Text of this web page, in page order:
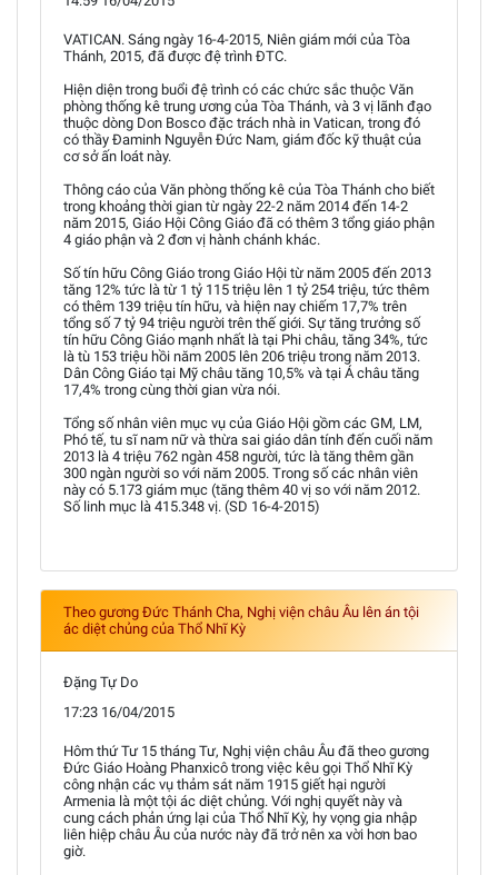
VATICAN. Sáng ngày 16-4-2015, Niên giám mới của Tòa
Thánh, 2015, đã được đệ trình ĐTC.
Hiện diện trong buổi đệ trình có các chức sắc thuộc Văn
phòng thống kê trung ương của Tòa Thánh, và 3 vị lãnh đạo
thuộc dòng Don Bosco đặc trách nhà in Vatican, trong đó
có thầy Đaminh Nguyễn Đức Nam, giám đốc kỹ thuật của
cơ sở ấn loát này.
Thông cáo của Văn phòng thống kê của Tòa Thánh cho biết
trong khoảng thời gian từ ngày 22-2 năm 2014 đến 14-2
năm 2015, Giáo Hội Công Giáo đã có thêm 3 tổng giáo phận
4 giáo phận và 2 đơn vị hành chánh khác.
Số tín hữu Công Giáo trong Giáo Hội từ năm 2005 đến 2013
tăng 12% tức là từ 1 tỷ 115 triệu lên 1 tỷ 254 triệu, tức thêm
có thêm 139 triệu tín hữu, và hiện nay chiếm 17,7% trên
tổng số 7 tỷ 94 triệu người trên thế giới. Sự tăng trưởng số
tín hữu Công Giáo mạnh nhất là tại Phi châu, tăng 34%, tức
là tù 153 triệu hồi năm 2005 lên 206 triệu trong năm 2013.
Dân Công Giáo tại Mỹ châu tăng 10,5% và tại Á châu tăng
17,4% trong cùng thời gian vừa nói.
Tổng số nhân viên mục vụ của Giáo Hội gồm các GM, LM,
Phó tế, tu sĩ nam nữ và thừa sai giáo dân tính đến cuối năm
2013 là 4 triệu 762 ngàn 458 người, tức là tăng thêm gần
300 ngàn người so với năm 2005. Trong số các nhân viên
này có 5.173 giám mục (tăng thêm 40 vị so với năm 2012.
Số linh mục là 415.348 vị. (SD 16-4-2015)
Theo gương Đức Thánh Cha, Nghị viện châu Âu lên án tội
ác diệt chủng của Thổ Nhĩ Kỳ
Đặng Tự Do
17:23 16/04/2015
Hôm thứ Tư 15 tháng Tư, Nghị viện châu Âu đã theo gương
Đức Giáo Hoàng Phanxicô trong việc kêu gọi Thổ Nhĩ Kỳ
công nhận các vụ thảm sát năm 1915 giết hại người
Armenia là một tội ác diệt chủng. Với nghị quyết này và
cung cách phản ứng lại của Thổ Nhĩ Kỳ, hy vọng gia nhập
liên hiệp châu Âu của nước này đã trở nên xa vời hơn bao
giờ.